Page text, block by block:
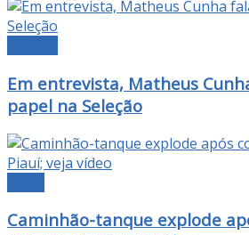
Em entrevista, Matheus
papel na Seleção
Caminhão-tanque explode